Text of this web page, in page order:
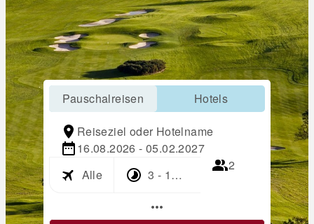
Pauschalreisen Hotels
Reiseziel oder Hotelname
16.08.2026 - 05.02.2027
Alle
3 - 17 Tage
2
more_horiz